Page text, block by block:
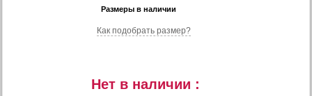
Размеры в наличии
Как подобрать размер?
Нет в наличии :